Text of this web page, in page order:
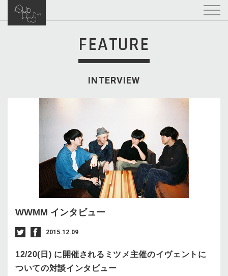
FEATURE
INTERVIEW
WWMM インタビュー
2015.12.09
12/20(日) に開催されるミツメ主催のイヴェントに
ついての対談インタビュー